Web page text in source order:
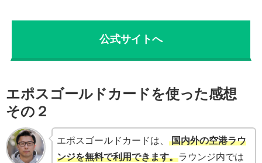
公式サイトへ
エポスゴールドカードを使った感想
その２
エポスゴールドカードは、国内外の空港ラウ
ンジを無料で利用できます。ラウンジ内では